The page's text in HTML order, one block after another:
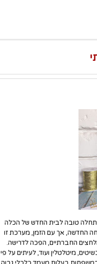
טובה לבית החדש של הכלה
החדשה, אך עם הזמן, מערכת זו
החברתיים, הפכה לדרישה.
מיטלטלין ועוד, לעיתים על פי